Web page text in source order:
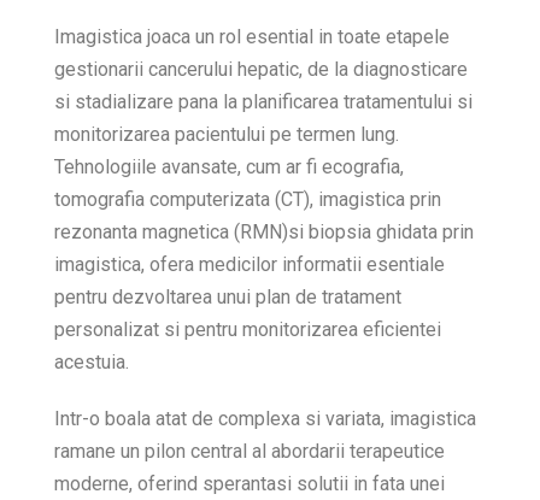
Imagistica joaca un rol esential in toate etapele
gestionarii cancerului hepatic, de la diagnosticare
si stadializare pana la planificarea tratamentului si
monitorizarea pacientului pe termen lung.
Tehnologiile avansate, cum ar fi ecografia,
tomografia computerizata (CT), imagistica prin
rezonanta magnetica (RMN)si biopsia ghidata prin
imagistica, ofera medicilor informatii esentiale
pentru dezvoltarea unui plan de tratament
personalizat si pentru monitorizarea eficientei
acestuia.
Intr-o boala atat de complexa si variata, imagistica
ramane un pilon central al abordarii terapeutice
moderne, oferind sperantasi solutii in fata unei